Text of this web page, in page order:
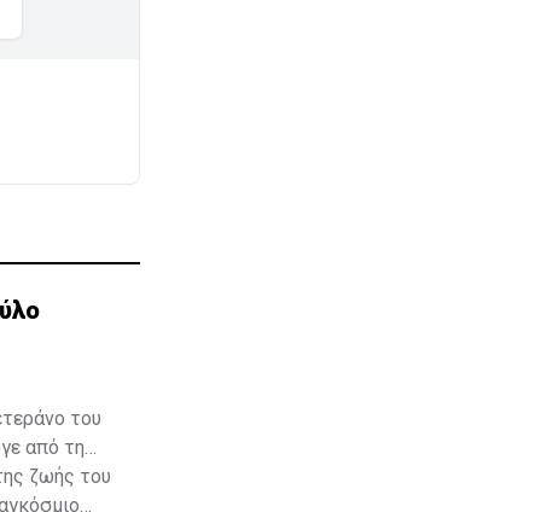
του
από τη
ζωής του